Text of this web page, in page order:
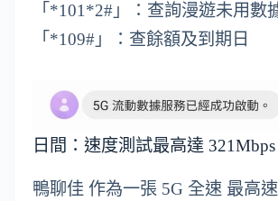
「*101*2#」：查詢漫遊未用數
「*109#」：查餘額及到期日
日間：速度測試最高達 321Mbps
鴨聊佳 作為一張 5G 全速 最高